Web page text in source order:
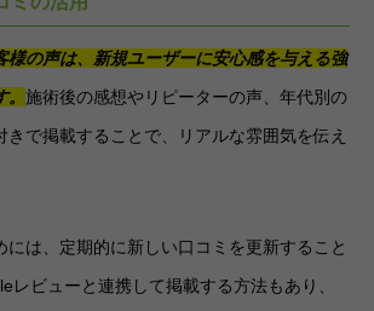
様の声は、新規ユーザーに安心感を与える強
施術後の感想やリピーターの声、年代別の
きで掲載することで、リアルな雰囲気を伝え
には、定期的に新しい口コミを更新すること
レビューと連携して掲載する方法もあり、